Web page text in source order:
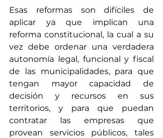
Esas reformas son difíciles de
aplicar ya que implican una
reforma constitucional, la cual a su
vez debe ordenar una verdadera
autonomía legal, funcional y fiscal
de las municipalidades, para que
tengan mayor capacidad de
decisión y recursos en sus
territorios, y para que puedan
contratar las empresas que
provean servicios públicos, tales